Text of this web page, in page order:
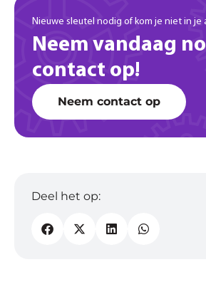
Nieuwe sleutel nodig of kom je niet in je
Neem vandaag
contact op!
Neem contact op